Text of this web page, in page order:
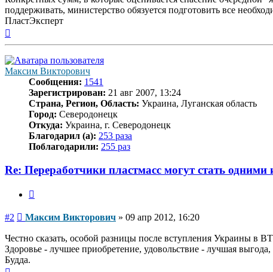
поддерживать, министерство обязуется подготовить все
ПластЭксперт
Максим Викторович
Сообщения: 1541
Зарегистрирован: 21 авг 2007, 13:24
Страна, Регион, Область: Украина, Луганская область
Город: Северодонецк
Откуда: Украина, г. Северодонецк
Благодарил (а): 253 раза
Поблагодарили: 255 раз
Re: Переработчики пластмасс могут стать одними
#2 Сообщение
Максим Викторович » 09 апр 2012, 16:20
Честно сказать, особой разницы после вступления Украины в
Здоровье - лучшее приобретение, удовольствие - лучшая
Будда.